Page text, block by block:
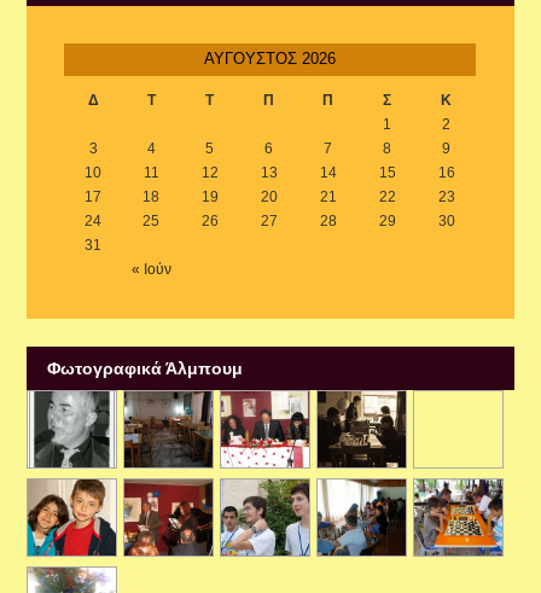
ΑΎΓΟΥΣΤΟΣ 2026
Δ Τ Τ Π Π Σ Κ
« Ιούν
1
2
3
4 5 6 7 8
9
10
11 12 13 14 15
16
17
18 19 20 21 22
23
24
25 26 27 28 29
30
31
Φωτογραφικά Άλμπουμ